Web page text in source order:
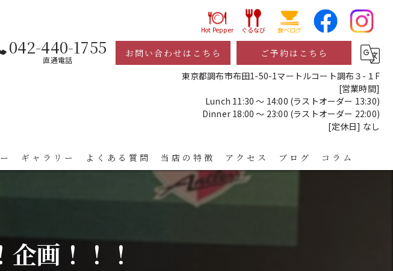
Hot Pepper ぐるなび 食べログ
042-440-1755
直通電話
お問い合わせはこちら
ご予約はこちら
東京都調布市布田1-50-1マートルコート調布３-１F
[営業時間]
Lunch 11:30 ～ 14:00 (ラストオーダー 13:30)
Dinner 18:00 ～ 23:00 (ラストオーダー 22:00)
[定休日] なし
ギャラリー よくある質問 当店の特徴
レストラン
アクセス ブログ コラム
画！！！